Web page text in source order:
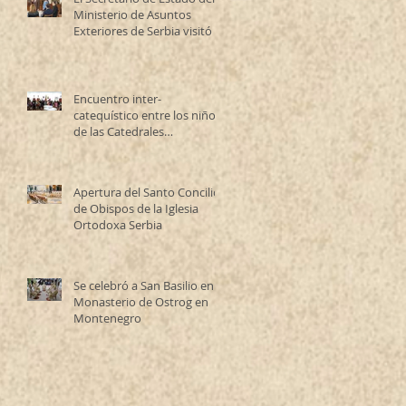
Ministerio de Asuntos
Exteriores de Serbia visitó la
Catedral Ortodoxa Serbia
en Buenos Aires y habló con
Encuentro inter-
catequístico entre los niños
de las Catedrales
Antioqueña y Serbia
Apertura del Santo Concilio
de Obispos de la Iglesia
Ortodoxa Serbia
Se celebró a San Basilio en el
Monasterio de Ostrog en
Montenegro